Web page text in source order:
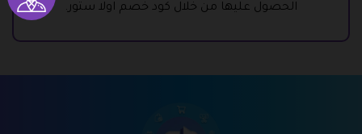
الحصول عليها من خلال كود خصم اولا ستور.